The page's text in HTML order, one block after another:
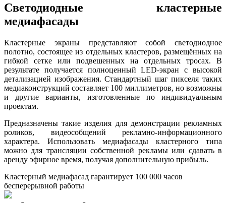
Светодиодные кластерные
медиафасады
Кластерные экраны представляют собой светодиодное
полотно, состоящее из отдельных кластеров, размещённых на
гибкой сетке или подвешенных на отдельных тросах. В
результате получается полноценный LED-экран с высокой
детализацией изображения. Стандартный шаг пикселя таких
медиаконструкций составляет 100 миллиметров, но возможны
и другие варианты, изготовленные по индивидуальным
проектам.
Предназначены такие изделия для демонстрации рекламных
роликов, видеособщений рекламно-информационного
характера. Использовать медиафасады кластерного типа
можно для трансляции собственной рекламы или сдавать в
аренду эфирное время, получая дополнительную прибыль.
Кластерный медиафасад гарантирует 100 000 часов
бесперерывной работы